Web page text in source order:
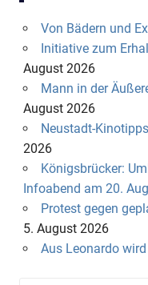
Von Bädern und
Initiative zum
August 2026
Mann in der
August 2026
Neustadt-
2026
Königsbrücker:
Infoabend am 20.
Protest gegen
5. August 2026
Aus Leonardo